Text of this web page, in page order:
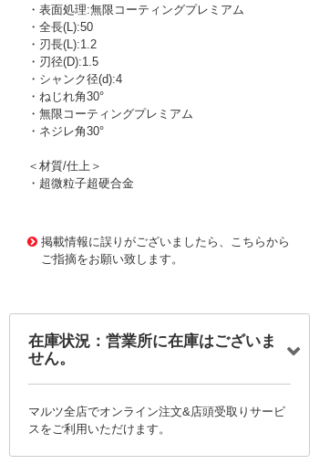
・表面処理:無限コーティングプレミアム
・全長(L):50
・刃長(L):1.2
・刃径(D):1.5
・シャンク径(d):4
・ねじれ角30°
・無限コーティングプレミアム
・ネジレ角30°
＜材質/仕上＞
・超微粒子超硬合金
掲載情報に誤りがございましたら、こちらから
ご指摘をお願い致します。
在庫状況：営業所に在庫はございま
せん。
マルツ全店でオンライン注文&店頭受取りサービ
スをご利用いただけます。